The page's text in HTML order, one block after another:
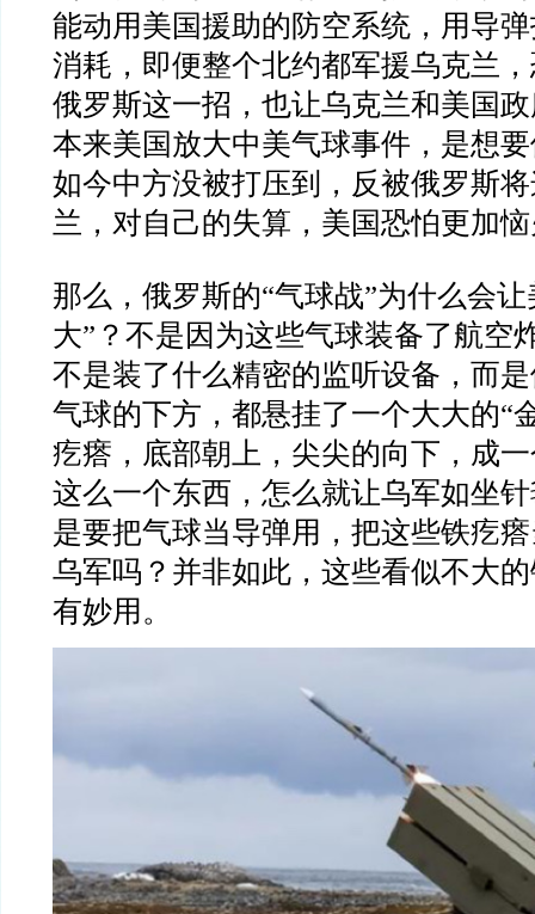
能动用美国援助的防空系统，用导
消耗，即便整个北约都军援乌克兰
俄罗斯这一招，也让乌克兰和美国
本来美国放大中美气球事件，是想
如今中方没被打压到，反被俄罗斯
兰，对自己的失算，美国恐怕更加
那么，俄罗斯的“气球战”为什么会
大” ？不是因为这些气球装备了航空
不是装了什么精密的监听设备，而
气球的下方，都悬挂了一个大大的“
疙瘩，底部朝上，尖尖的向下，成
这么一个东西，怎么就让乌军如坐
是要把气球当导弹用，把这些铁疙
乌军吗？并非如此，这些看似不大
有妙用。